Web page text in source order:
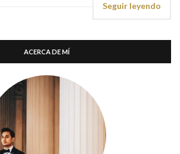
Seguir leyendo
ACERCA DE MÍ